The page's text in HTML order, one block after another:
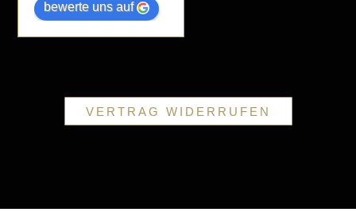
bewerte uns auf
VERTRAG WIDERRUFEN